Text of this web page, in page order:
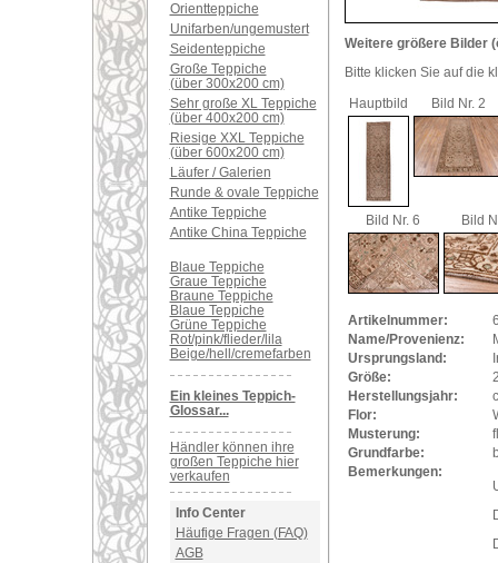
Orientteppiche
Unifarben/ungemustert
Seidenteppiche
Große Teppiche
(über 300x200 cm)
Sehr große XL Teppiche
(über 400x200 cm)
Riesige XXL Teppiche
(über 600x200 cm)
Läufer / Galerien
Runde & ovale Teppiche
Antike Teppiche
Antike China Teppiche
Blaue Teppiche
Graue Teppiche
Braune Teppiche
Blaue Teppiche
Grüne Teppiche
Rot/pink/flieder/lila
Beige/hell/cremefarben
Ein kleines Teppich-
Glossar...
Händler können ihre
großen Teppiche hier
verkaufen
Info Center
Häufige Fragen (FAQ)
AGB
Weitere größere Bilder
Bitte klicken Sie auf die
Hauptbild
Bild Nr. 2
Bild Nr. 6 Bild
Artikelnummer:
Name/Provenienz:
Ursprungsland:
Größe:
Herstellungsjahr:
Flor:
Musterung:
Grundfarbe:
Bemerkungen: